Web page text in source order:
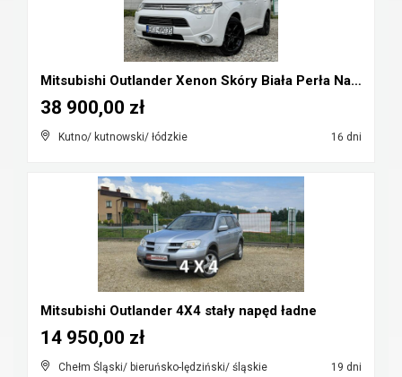
Mitsubishi Outlander Xenon Skóry Biała Perła Navi ...
Kutno/ kutnowski/ łódzkie 16 dni
38 900,00 zł
Mitsubishi Outlander 4X4 stały napęd ładne
Chełm Śląski/ bieruńsko-lędziński/ śląskie 19 dni
14 950,00 zł